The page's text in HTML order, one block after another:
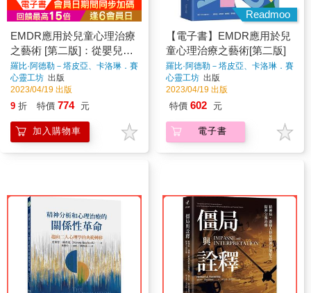
EMDR應用於兒童心理治療
之藝術 [第二版]：從嬰兒到
青少年
羅比·阿德勒－塔皮亞、卡洛琳．賽
圖著
心靈工坊 出版
2023/04/19 出版
9 折 特價 774 元
加入購物車
Readmoo
【電子書】EMDR應用於兒
童心理治療之藝術[第二版]
羅比·阿德勒－塔皮亞、卡洛琳．賽
圖著
心靈工坊 出版
2023/04/19 出版
特價 602 元
電子書